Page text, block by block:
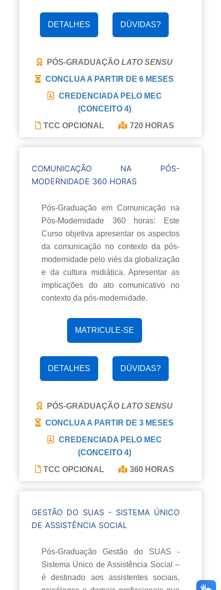
DETALHES DÚVIDAS?
PÓS-GRADUAÇÃO LATO SENSU
CONCLUA A PARTIR DE 6 MESES
CREDENCIADA PELO MEC
(CONCEITO 4)
TCC OPCIONAL
720 HORAS
COMUNICAÇÃO NA PÓS-
MODERNIDADE 360 HORAS
Pós-Graduação em Comunicação na
Pós-Modernidade 360 horas: Este
Curso objetiva apresentar os aspectos
da comunicação no contexto da pós-
modernidade pelo viés da globalização
e da cultura midiática. Apresentar as
implicações do ato comunicativo no
contexto da pós-modernidade.
MATRICULE-SE
DETALHES DÚVIDAS?
PÓS-GRADUAÇÃO LATO SENSU
CONCLUA A PARTIR DE 3 MESES
CREDENCIADA PELO MEC
(CONCEITO 4)
TCC OPCIONAL
360 HORAS
GESTÃO DO SUAS - SISTEMA ÚNICO
DE ASSISTÊNCIA SOCIAL
Pós-Graduação Gestão do SUAS -
Sistema Único de Assistência Social –
é destinado aos assistentes sociais,